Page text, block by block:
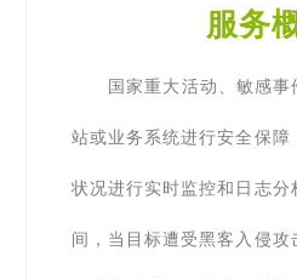
服务
国家重大活动、敏感事
站或业务系统进行安全保障
状况进行实时监控和日志分
间，当目标遭受黑客入侵攻